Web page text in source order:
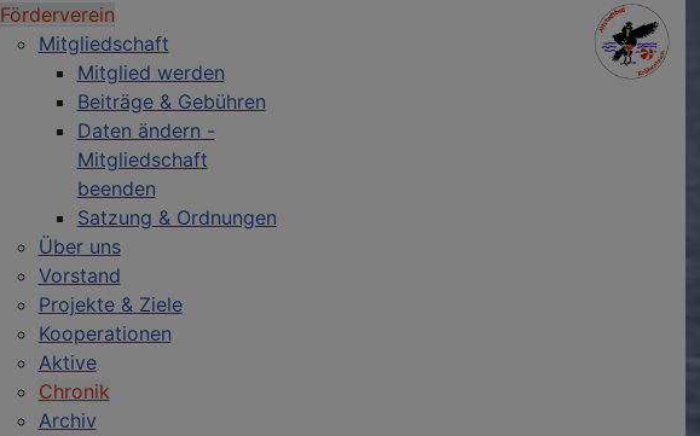
Förderverein
Mitgliedschaft
Mitglied werden
Beiträge & Gebühren
Daten ändern -
Mitgliedschaft
beenden
Satzung & Ordnungen
Über uns
Vorstand
Projekte & Ziele
Kooperationen
Aktive
Chronik
Archiv